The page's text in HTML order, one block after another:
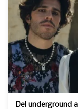
Del underground